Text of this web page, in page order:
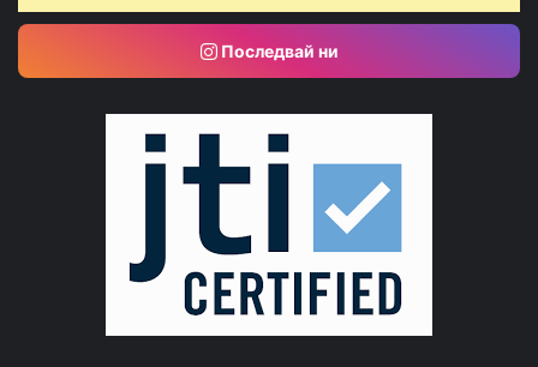
Последвай ни